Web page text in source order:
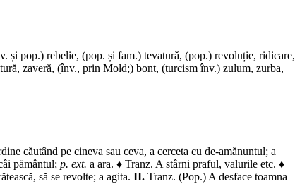
și pop.) rebelie, (pop. și fam.) tevatură, (pop.) revoluție, ridicare,
zaveră, (înv., prin Mold;) bont, (turcism înv.) zulum, zurba,
căutând pe cineva sau ceva, a cerceta cu de-amănuntul; a
pământul; p. ext. a ara. ♦ Tranz. A stârni praful, valurile etc. ♦
să se revolte; a agita. II. Tranz. (Pop.) A desface toamna